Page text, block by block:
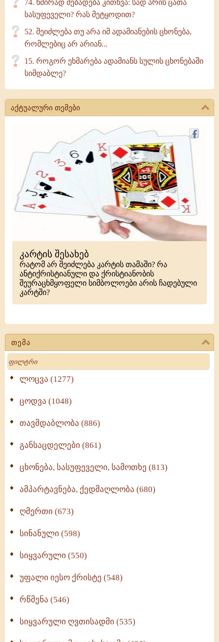
თემა
Search
ლოცვა (1277)
ცოდვა (1048)
თავმდაბლობა (886)
განსაცდელები (861)
ცხონება, სასუფეველი, სამოთხე (813)
ამპარტავნება, ქედმაღლობა (680)
ღმერთი (673)
სინანული (598)
სიყვარული (550)
უფალი იესო ქრისტე (548)
რწმენა (546)
სიყვარული ღვთისადმი (535)
74. ხშირად მებადება კითხვა: სად არის ცათა
სასუფეველი? რას მეტყოდით?
52. შეიძლება თუ არა იმ ადამიანების ცხონება,
რომლებიც არ არიან...
15. როგორ ეხმარება ადამიანს სულის ცხონებაში
სიმდაბლე?
აქტუალური თემები
კარტის შესახებ
რატომ არ შეიძლება კარტის თამაში? რა
ანტიქრისტიანული და ქრისტიანობის
შეურაცხმყოფელი სიმბოლოები არის ჩადებული
კარტში?